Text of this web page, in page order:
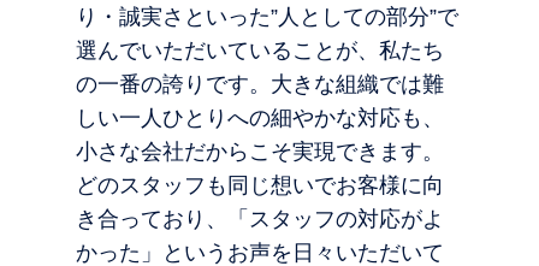
り・誠実さといった”人としての部分”で
選んでいただいていることが、私たち
の一番の誇りです。大きな組織では難
しい一人ひとりへの細やかな対応も、
小さな会社だからこそ実現できます。
どのスタッフも同じ想いでお客様に向
き合っており、「スタッフの対応がよ
かった」というお声を日々いただいて